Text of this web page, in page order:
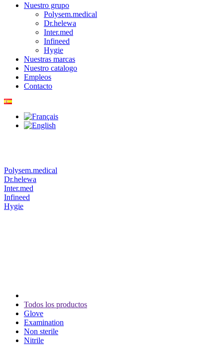
Nuestro grupo
Polysem.medical
Dr.helewa
Inter.med
Infineed
Hygie
Nuestras marcas
Nuestro catalogo
Empleos
Contacto
Polysem.medical
Dr.helewa
Inter.med
Infineed
Hygie
Todos los productos
Glove
Examination
Non sterile
Nitrile